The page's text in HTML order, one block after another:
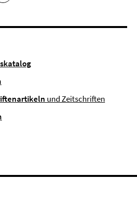
und Zeitschriften